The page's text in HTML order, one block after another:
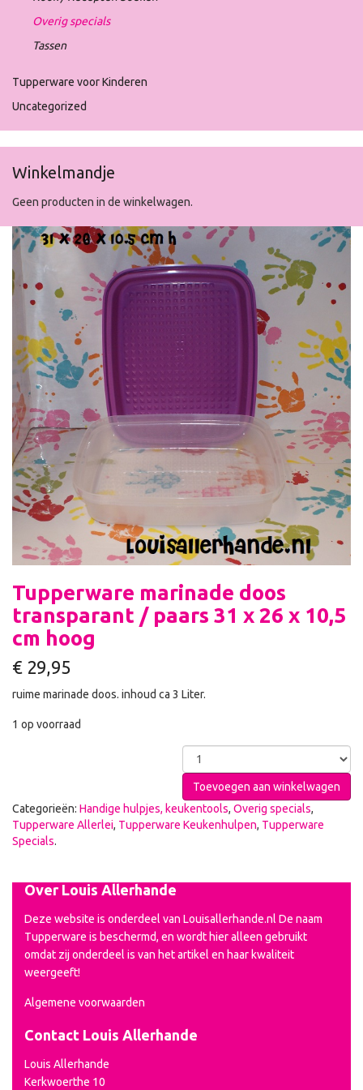
Overig specials
Tassen
Tupperware voor Kinderen
Uncategorized
Winkelmandje
Geen producten in de winkelwagen.
Tupperware marinade doos
transparant / paars 31 x 26 x 10,5
cm hoog
€ 29,95
ruime marinade doos. inhoud ca 3 Liter.
1 op voorraad
Toevoegen aan winkelwagen
Categorieën: Handige hulpjes, keukentools, Overig specials,
Tupperware Allerlei, Tupperware Keukenhulpen, Tupperware
Specials.
Over Louis Allerhande
Deze website is onderdeel van Louisallerhande.nl De naam
Tupperware is beschermd, en wordt hier alleen gebruikt
omdat zij onderdeel is van het artikel en haar kwaliteit
weergeeft!
Algemene voorwaarden
Contact Louis Allerhande
Louis Allerhande
Kerkwoerthe 10